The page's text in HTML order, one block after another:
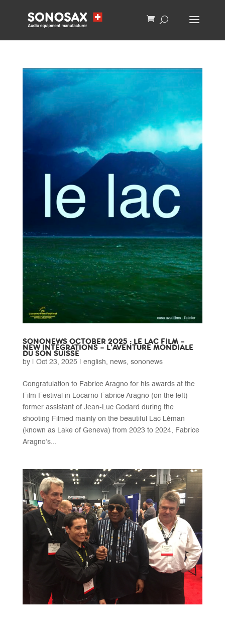
SONONEWS OCTOBER 2025 : LE LAC FILM –
NEW INTEGRATIONS – L’AVENTURE MONDIALE
DU SON SUISSE
by Oct 23, 2025 english, news, sononews
Congratulation to Fabrice Aragno for his awards at the
Film Festival in Locarno Fabrice Aragno (on the left)
former assistant of Jean-Luc Godard during the
shooting Filmed mainly on the beautiful Lac Léman
(known as Lake of Geneva) from 2023 to 2024, Fabrice
Aragno’s...